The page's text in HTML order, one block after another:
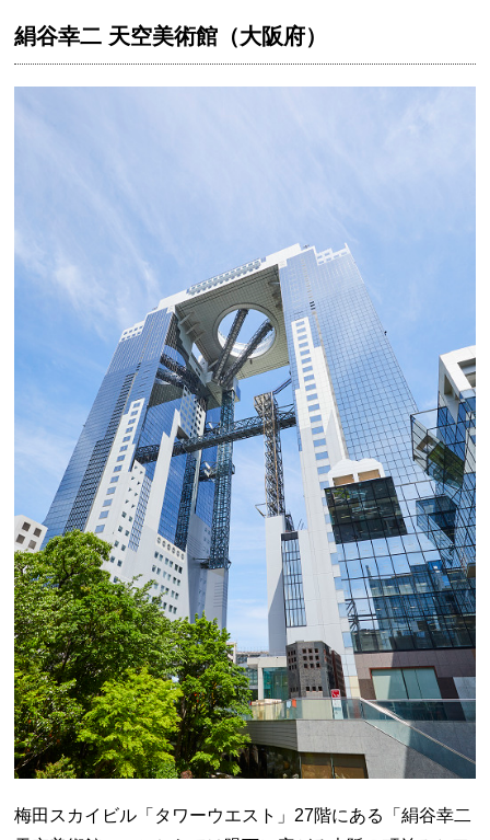
絹谷幸二 天空美術館（大阪府）
梅田スカイビル「タワーウエスト」27階にある「絹谷幸二